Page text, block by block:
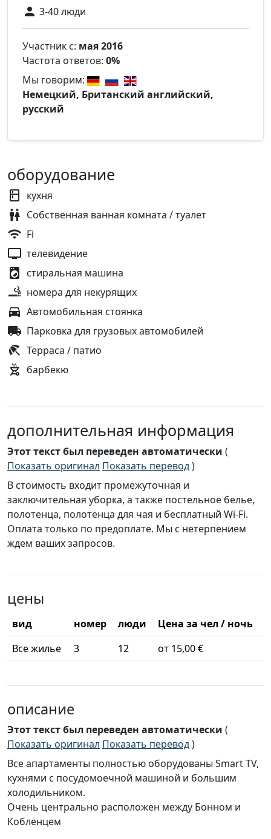
3-40 люди
Участник с: мая 2016
Частота ответов: 0%
Мы говорим:
Немецкий, Британский английский,
русский
оборудование
кухня
Собственная ванная комната / туалет
Fi
телевидение
стиральная машина
номера для некурящих
Автомобильная стоянка
Парковка для грузовых автомобилей
Терраса / патио
барбекю
дополнительная информация
Этот текст был переведен автоматически (
Показать оригинал Показать перевод)
В стоимость входит промежуточная и
заключительная уборка, а также постельное белье,
полотенца, полотенца для чая и бесплатный Wi-Fi.
Оплата только по предоплате. Мы с нетерпением
ждем ваших запросов.
цены
вид номер люди
Цена за чел / ночь
Все жилье
3 12 от 15,00 €
описание
Этот текст был переведен автоматически (
Показать оригинал Показать перевод)
Все апартаменты полностью оборудованы Smart TV,
кухнями с посудомоечной машиной и большим
холодильником.
Очень центрально расположен между Бонном и
Кобленцем